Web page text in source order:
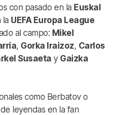
con pasado en la Euskal
la UEFA Europa League
al campo: Mikel
, Gorka Iraizoz, Carlos
Susaeta y Gaizka
como Berbatov o
leyendas en la fan